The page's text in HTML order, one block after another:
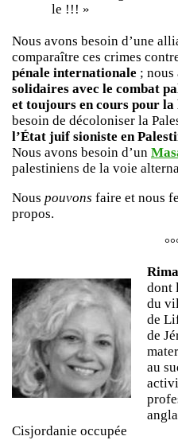
le !!! »
Nous avons besoin d’une
comparaître ces crimes
pénale internationale ; nous
solidaires avec le combat
et toujours en cours pour
besoin de décoloniser la
l’État juif sioniste en
Nous avons besoin d’un
palestiniens de la voie
Nous pouvons faire et nous
propos.
dont
du
de
de
au
Cisjordanie occupée